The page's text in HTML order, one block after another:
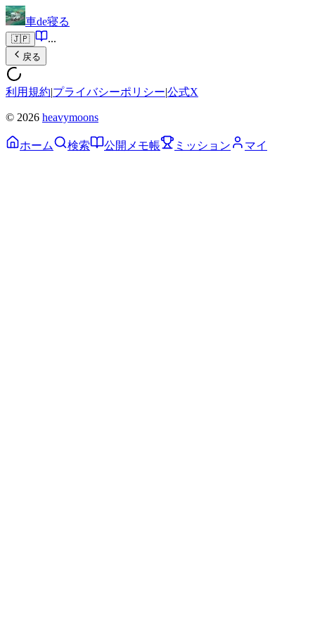
車de寝る
🇯🇵 ...
戻る
利用規約|プライバシーポリシー|公式X
© 2026 heavymoons
ホーム 検索 公開メモ帳 ミッション マイ